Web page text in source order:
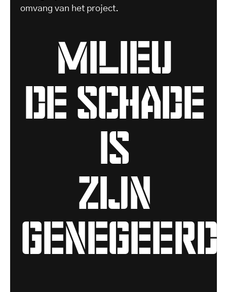
omvang van het project.
milieu
de schade
is
zijn
genegeerd